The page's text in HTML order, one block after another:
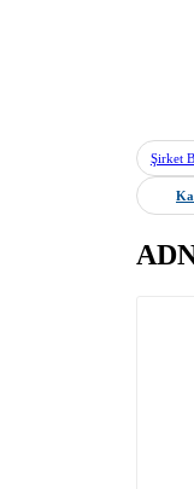
Şirket